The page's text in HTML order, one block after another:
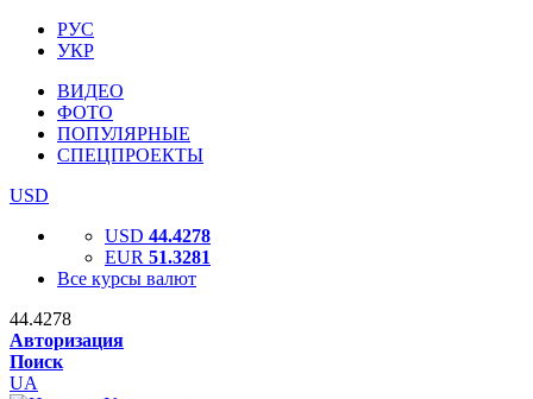
РУС
УКР
ВИДЕО
ФОТО
ПОПУЛЯРНЫЕ
СПЕЦПРОЕКТЫ
USD
USD 44.4278
EUR 51.3281
Все курсы валют
44.4278
Авторизация
Поиск
UA